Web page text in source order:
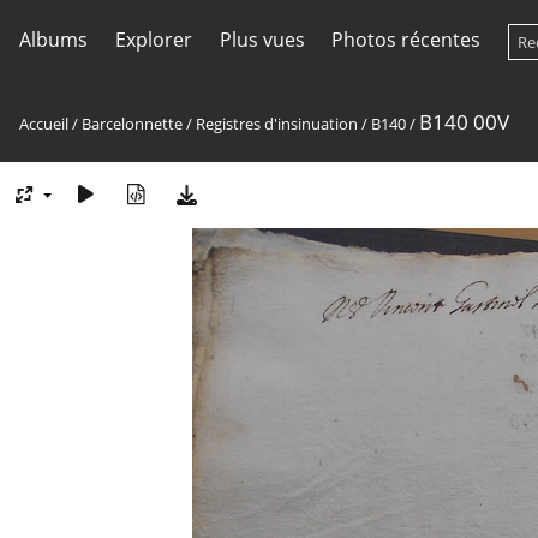
Albums Explorer Plus vues Photos récentes
Accueil/ Barcelonnette/ Registres d'insinuation / B140/ B140 00V